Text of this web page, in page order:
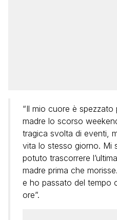
“Il mio cuore è
madre lo scorso
tragica svolta di eventi,
vita lo stesso giorno. Mi
potuto trascorrere
madre prima che
e ho passato del tempo
ore”.